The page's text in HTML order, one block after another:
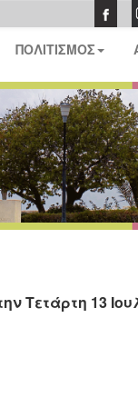
ΠΟΛΙΤΙΣΜΟΣ
Τετάρτη 13